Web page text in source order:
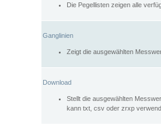
Die Pegellisten zeigen alle
Ganglinien
Zeigt die ausgewählten
Download
Stellt die ausgewählten
kann txt, csv oder zrxp